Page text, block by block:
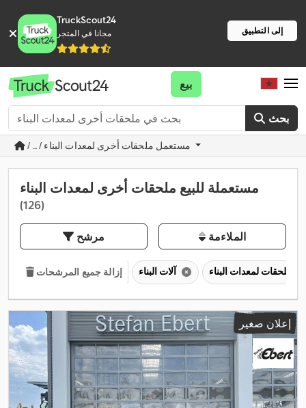
TruckScout24
مجانا في المتجر إلى التطبيق
بحث
بيع
مستعملة للبيع ملحقات أخرى لمعدات البناء
(126)
مرشح الملاءمة
إزالة جميع المرشحات آلات البناء
إعلان صغير